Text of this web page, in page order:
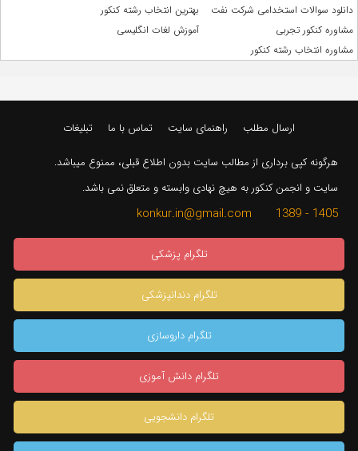
دانلود سوالات استخدامی شرکت نفت
بهترین انتخاب رشته کنکور
مشاوره کنکور تجربی
آموزش لغات انگلیسی
مشاوره انتخاب رشته کنکور
ارسال مطلب راهنمای سایت تماس با ما تبلیغات
هرگونه کپی برداری از مطالب سایت بدون اطلاع قبلی، ممنوع میباشد.
سایت و انجمن کنکور به هیچ نهادی وابسته و متعلق نمی باشد.
1405 - 1389 konkur.in@gmail.com
تلگرام پزشکی
تلگرام دندانپزشکی
تلگرام داروسازی
تلگرام دانش آموزی
تلگرام دانشجویی